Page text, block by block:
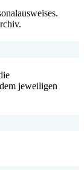
jeweiligen